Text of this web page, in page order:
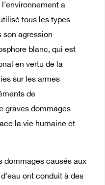
a
tous les types
son agression
blanc, qui est
en vertu de la
sur les armes
de
graves dommages
la vie humaine et
dommages causés aux
ont conduit à des